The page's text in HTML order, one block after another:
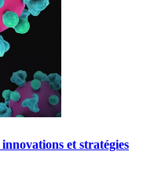
et stratégies